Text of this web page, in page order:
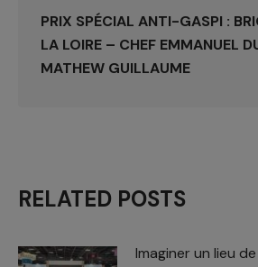
PRIX SPÉCIAL ANTI-GASPI :
LA LOIRE – CHEF EMMANUEL
MATHEW GUILLAUME
RELATED POSTS
Imaginer un lieu